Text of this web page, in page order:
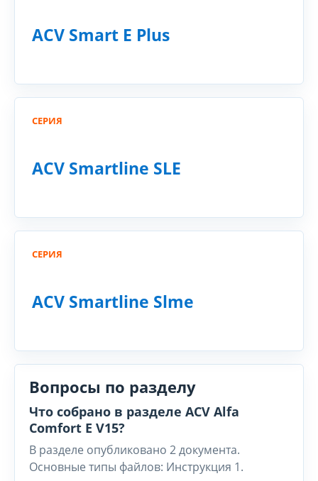
ACV Smart E Plus
СЕРИЯ
ACV Smartline SLE
СЕРИЯ
ACV Smartline Slme
Вопросы по разделу
Что собрано в разделе ACV Alfa
Comfort E V15?
В разделе опубликовано 2 документа.
Основные типы файлов: Инструкция 1.